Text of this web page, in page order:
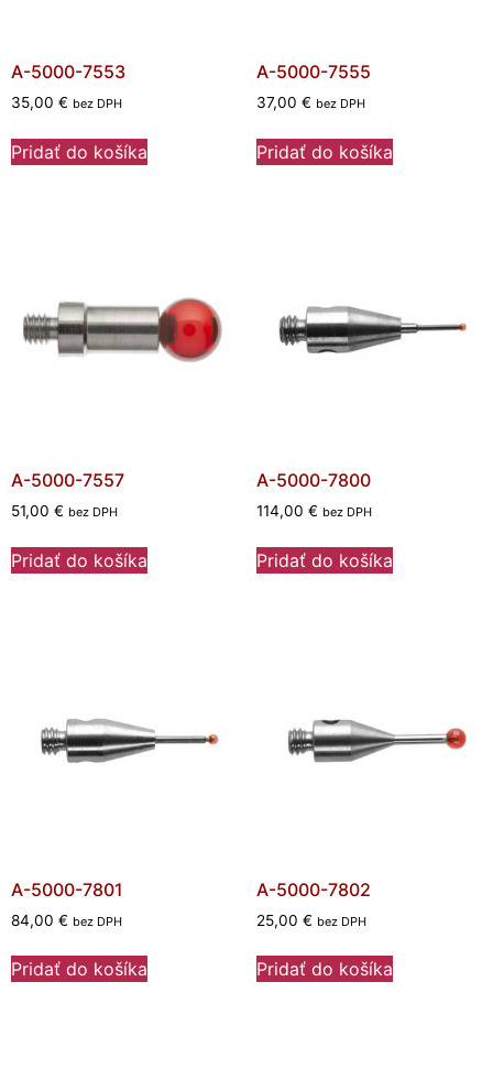
A-5000-7553
35,00 € bez DPH
Pridať do košíka
A-5000-7555
37,00 € bez DPH
Pridať do košíka
A-5000-7557
51,00 € bez DPH
Pridať do košíka
A-5000-7800
114,00 € bez DPH
Pridať do košíka
A-5000-7801
84,00 € bez DPH
Pridať do košíka
A-5000-7802
25,00 € bez DPH
Pridať do košíka